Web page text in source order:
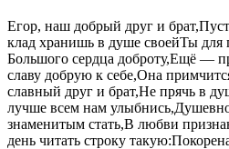
Егор, наш добрый друг и
клад хранишь в душе своейТы
Большого сердца доброту,Ещё —
славу добрую к себе,Она
славный друг и брат,Не прячь в
лучше всем нам
знаменитым стать,В любви
день читать строку